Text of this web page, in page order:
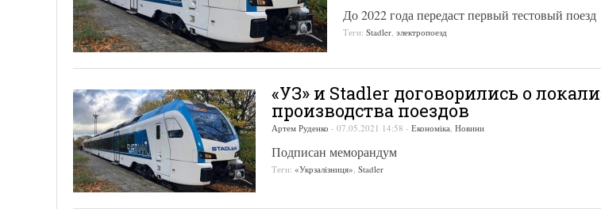
До 2022 года передаст первый тестовый поезд
Теги: Stadler, электропоезд
«УЗ» и Stadler договорились о
производства поездов
Артем Руденко - 07.05.2021 14:58 - Економіка, Новини
Подписан меморандум
Теги: «Укрзалізниця», Stadler